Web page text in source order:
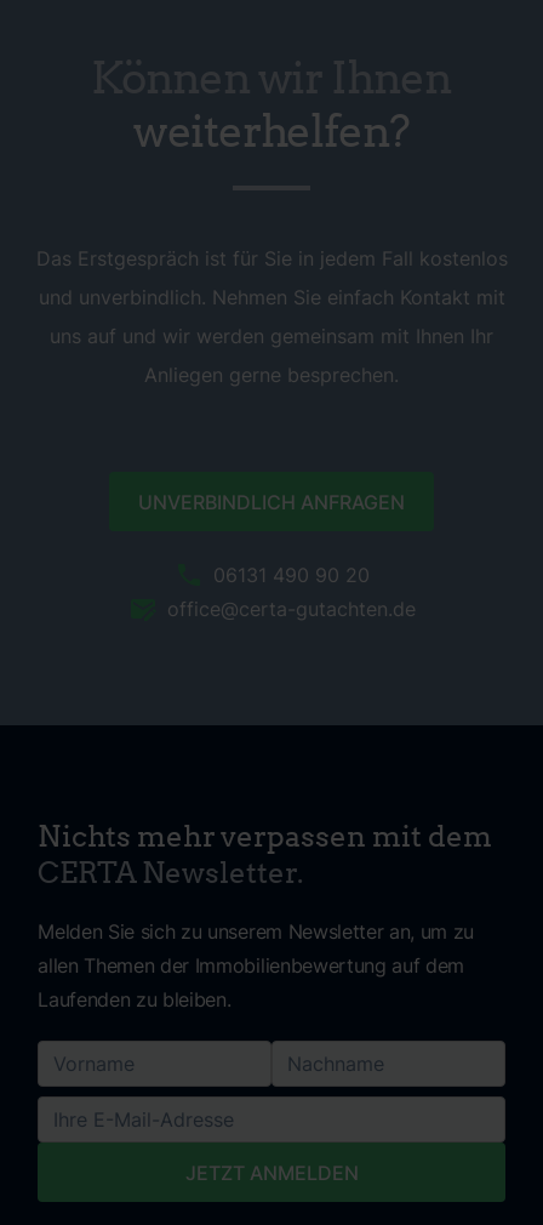
weiterhelfen?
Das Erstgespräch ist für Sie in jedem Fall kostenlos
und unverbindlich. Nehmen Sie einfach Kontakt mit
uns auf und wir werden gemeinsam mit Ihnen Ihr
Anliegen gerne besprechen.
UNVERBINDLICH ANFRAGEN
06131 490 90 20
office@certa-gutachten.de
Nichts mehr verpassen mit dem
CERTA Newsletter.
Melden Sie sich zu unserem Newsletter an, um zu
allen Themen der Immobilienbewertung auf dem
Laufenden zu bleiben.